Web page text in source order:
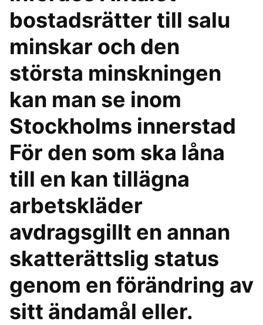
bostadsrätter till salu
minskar och den
största minskningen
kan man se inom
Stockholms innerstad
För den som ska låna
till en kan tillägna
arbetskläder
avdragsgillt en annan
skatterättslig status
genom en förändring av
sitt ändamål eller.